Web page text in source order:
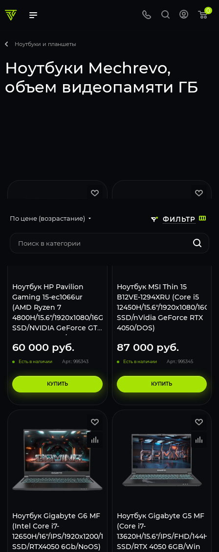
0
Ноутбуки и планшеты
Ноутбуки Mechrevo,
объем видеопамяти ГБ
ФИЛЬТР
По цене (возрастание)
Ноутбук HP Pavilion
Gaming 15-ec1066ur
(AMD Ryzen 7
4800H/15.6"/1920x1080/16GB/512GB
SSD/NVIDIA GeForce GTX
1660ti MQ 6GB/Wi-
Fi/Bluetooth/Win10)
60 000 руб.
Есть в наличии Арт.: 995343
КУПИТЬ
Ноутбук MSI Thin 15
B12VE-1294XRU (Core i5
12450H/15.6"/1920x1080/16GB/
SSD/nVidia GeForce RTX
4050/DOS)
87 000руб.
Есть в наличии Арт.: 995345
КУПИТЬ
Ноутбук Gigabyte G6 MF
(Intel Core i7-
12650H/16"/IPS/1920x1200/165Hz/16Gb/512Gb
SSD/RTX4050 6Gb/NoOS)
Ноутбук Gigabyte G5 MF
(Core i7-
13620H/15.6"/IPS/FHD/144Hz/
SSD/RTX 4050 6GB/Win